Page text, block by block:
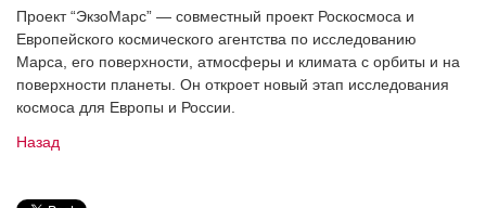
Проект “ЭкзоМарс” — совместный проект Роскосмоса и
Европейского космического агентства по исследованию
Марса, его поверхности, атмосферы и климата с орбиты и на
поверхности планеты. Он откроет новый этап исследования
космоса для Европы и России.
Назад